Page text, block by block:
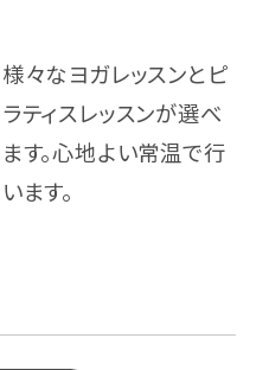
様々なヨガレッスンとピ
ラティスレッスンが選べ
ます。心地よい常温で行
います。